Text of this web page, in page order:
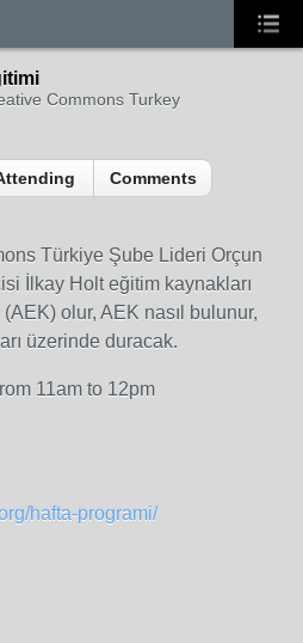
Commons Turkey
Comments
Türkiye Şube Lideri Orçun
İlkay Holt eğitim kaynakları
(AEK) olur, AEK nasıl bulunur,
üzerinde duracak.
11am to 12pm
hafta-programi/